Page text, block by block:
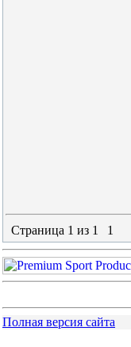
Страница 1 из 1 1
Полная версия сайта